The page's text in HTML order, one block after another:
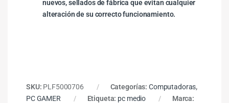
nuevos, sellados de fábrica que evitan cualquier
alteración de su correcto funcionamiento.
SKU: PLF5000706 Categorías: Computadoras,
PC GAMER
Etiqueta: pc medio
Marca: